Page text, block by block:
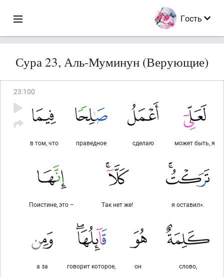
Гость
Сура 23, Аль-Муминун (Верующие)
23:100
может быть, я
сделаю
праведное
в том, что
я оставил».
Так нет же!
Поистине, это –
слово,
он
говорит которое,
а за